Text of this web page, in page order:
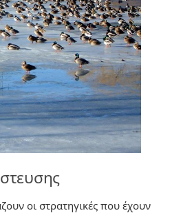
οι στρατηγικές που έχουν